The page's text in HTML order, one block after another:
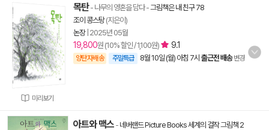
미리보기
목탄- 나무의 영혼을 담다-그림책은 내 친구 78
조이 콩스탕(지은이)
논장| 2025년 05월
19,800원 (10% 할인 / 1,100원) 9.1
양탄자배송 주말특급 8월 10일 (월) 아침 7시 출근전 배송 변경
아트와 맥스 - 네버랜드 Picture Books 세계의 걸작 그림책 2